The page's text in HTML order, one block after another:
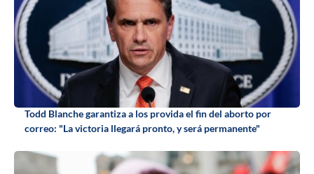
Todd Blanche garantiza a los provida el fin del aborto por
correo: "La victoria llegará pronto, y será permanente"